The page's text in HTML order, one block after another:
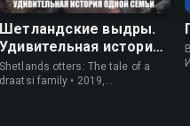
Шетландские выдры.
Удивительная история
одной семьи
Shetlands otters: The tale of a
draatsi family • 2019,